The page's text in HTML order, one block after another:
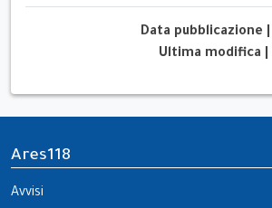
Data pubblicazione
Ultima modifica
Ares118
Avvisi